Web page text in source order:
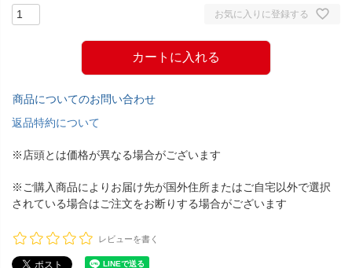
お気に入りに登録する
カートに入れる
商品についてのお問い合わせ
返品特約について
※店頭とは価格が異なる場合がございます
※ご購入商品によりお届け先が国外住所またはご自宅以外で選択
されている場合はご注文をお断りする場合がございます
レビューを書く